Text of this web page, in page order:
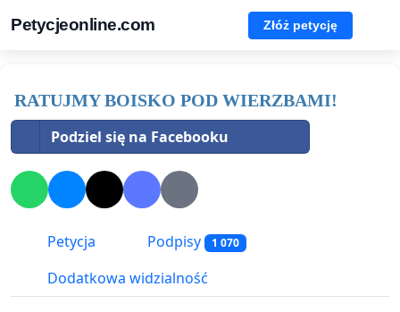
Petycjeonline.com Złóż petycję
RATUJMY BOISKO POD WIERZBAMI!
Podziel się na Facebooku
Petycja Podpisy 1 070
Dodatkowa widzialność